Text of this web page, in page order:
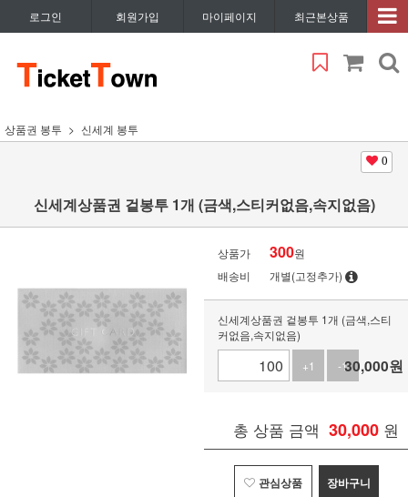
로그인 회원가입 마이페이지 최근본상품
상품권 봉투 신세계 봉투
0
신세계상품권 겉봉투 1개 (금색,스티커없음,속지없음)
상품가 300원
배송비
개별(고정추가)
신세계상품권 겉봉투 1개 (금색,스티
커없음,속지없음)
+1
-130,000원
총 상품 금액 30,000 원
관심상품 장바구니